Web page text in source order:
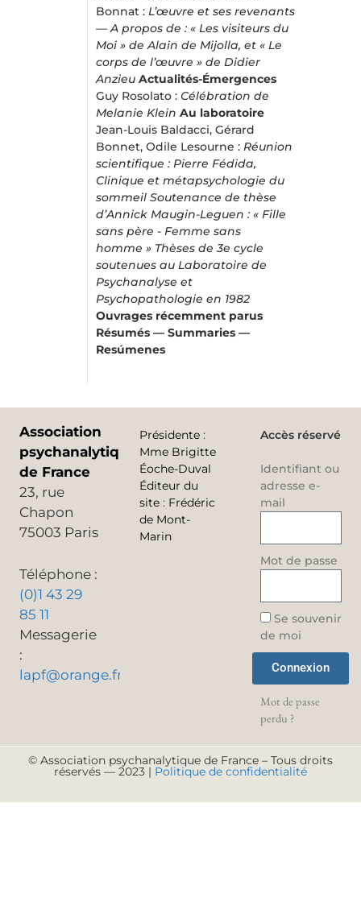
Bonnat : L’œuvre et ses revenants
— A propos de : « Les visiteurs du
Moi » de Alain de Mijolla, et « Le
corps de l’œuvre » de Didier
Anzieu Actualités-Émergences
Guy Rosolato : Célébration de
Melanie Klein Au laboratoire
Jean-Louis Baldacci, Gérard
Bonnet, Odile Lesourne : Réunion
scientifique : Pierre Fédida,
Clinique et métapsychologie du
sommeil Soutenance de thèse
d’Annick Maugin-Leguen : « Fille
sans père - Femme sans
homme » Thèses de 3e cycle
soutenues au Laboratoire de
Psychanalyse et
Psychopathologie en 1982
Ouvrages récemment parus
Résumés — Summaries —
Resúmenes
Association
psychanalytique
de France
23, rue
Chapon
75003 Paris
Téléphone :
(0)1 43 29
85 11
Messagerie
:
lapf@orange.fr
Présidente :
Mme Brigitte
Éoche-Duval
Éditeur du
site : Frédéric
de Mont-
Marin
Accès réservé
Identifiant ou
adresse e-
mail
Mot de passe
Se souvenir
de moi
Connexion
Mot de passe
perdu ?
© Association psychanalytique de France – Tous droits
réservés — 2023 | Politique de confidentialité